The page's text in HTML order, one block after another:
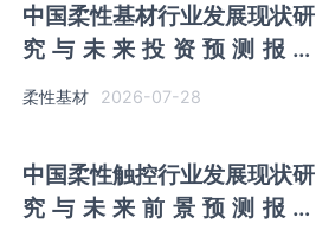
中国柔性基材行业发展现状研
究与未来投资预测报告
（2026-2033年）
柔性基材 2026-07-28
中国柔性触控行业发展现状研
究与未来前景预测报告